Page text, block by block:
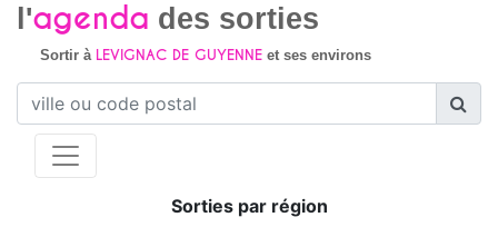
l'agenda des sorties
Sortir à LEVIGNAC DE GUYENNEet ses environs
Sorties par région